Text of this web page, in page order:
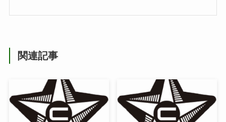
関連記事